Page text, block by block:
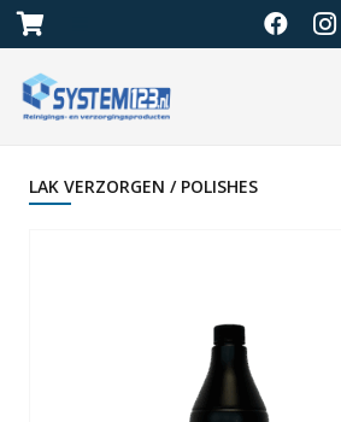
LAK VERZORGEN / POLISHES